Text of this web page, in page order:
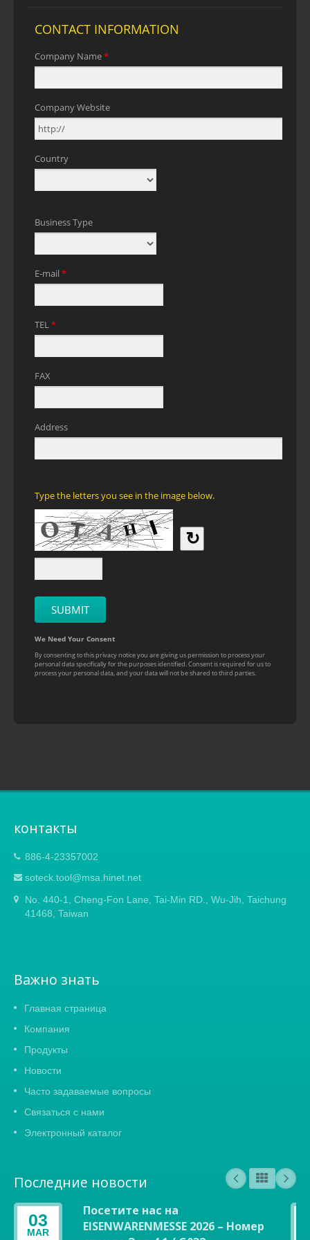
контакты
886-4-23357002
soteck.tool@msa.hinet.net
No. 440-1, Cheng-Fon Lane, Tai-Min RD., Wu-Jih, Taichung
41468, Taiwan
Важно знать
Главная страница
Компания
Продукты
Новости
Часто задаваемые вопросы
Связаться с нами
Электронный каталог
Последние новости
03
MAR
Посетите нас на
EISENWARENMESSE 2026 – Номер